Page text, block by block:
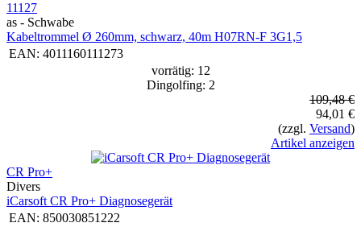
11127
as - Schwabe
Kabeltrommel Ø 260mm, schwarz, 40m H07RN-F 3G1,5
EAN: 4011160111273
vorrätig: 12
Dingolfing: 2
109,48 €
94,01 €
(zzgl. Versand)
Artikel anzeigen
CR Pro+
Divers
iCarsoft CR Pro+ Diagnosegerät
EAN: 850030851222